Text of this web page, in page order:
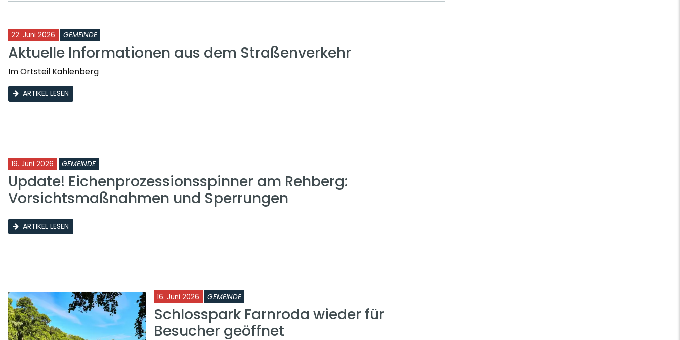
22. Juni 2026 GEMEINDE
Aktuelle Informationen aus dem Straßenverkehr
Im Ortsteil Kahlenberg
ARTIKEL LESEN
19. Juni 2026 GEMEINDE
Update! Eichenprozessionsspinner am Rehberg:
Vorsichtsmaßnahmen und Sperrungen
ARTIKEL LESEN
16. Juni 2026 GEMEINDE
Schlosspark Farnroda wieder für
Besucher geöffnet